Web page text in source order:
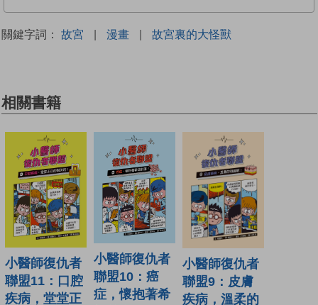
關鍵字詞： 故宮 | 漫畫 | 故宮裏的大怪獸
相關書籍
小醫師復仇者
聯盟11：口腔
疾病，堂堂正
小醫師復仇者
聯盟10：癌
症，懷抱著希
小醫師復仇者
聯盟9：皮膚
疾病，溫柔的